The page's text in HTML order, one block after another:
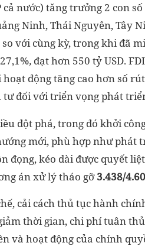
cả nước) tǎng trưởng 2 con
Ninh, Thái Nguyên, Tây
với cùng kỳ, trong khi đã
, đạt hơn 550 tỷ USD.
động tăng cao hơn số
đối với triển vọng phát
đột phá, trong đó khởi
mới, phù hợp như phát
đọng, kéo dài được quyết
án xử lý tháo gỡ3.438/
cải cách thủ tục hành
thời gian, chi phí tuân
và hoạt động của chính